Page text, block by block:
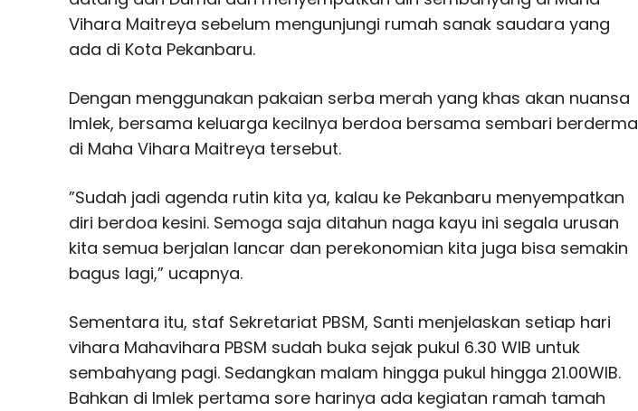
Vihara Maitreya sebelum mengunjungi rumah sanak saudara yang
ada di Kota Pekanbaru.
Dengan menggunakan pakaian serba merah yang khas akan nuansa
Imlek, bersama keluarga kecilnya berdoa bersama sembari berderma
di Maha Vihara Maitreya tersebut.
”Sudah jadi agenda rutin kita ya, kalau ke Pekanbaru menyempatkan
diri berdoa kesini. Semoga saja ditahun naga kayu ini segala urusan
kita semua berjalan lancar dan perekonomian kita juga bisa semakin
bagus lagi,” ucapnya.
Sementara itu, staf Sekretariat PBSM, Santi menjelaskan setiap hari
vihara Mahavihara PBSM sudah buka sejak pukul 6.30 WIB untuk
sembahyang pagi. Sedangkan malam hingga pukul hingga 21.00WIB.
Bahkan di Imlek pertama sore harinya ada kegiatan ramah tamah